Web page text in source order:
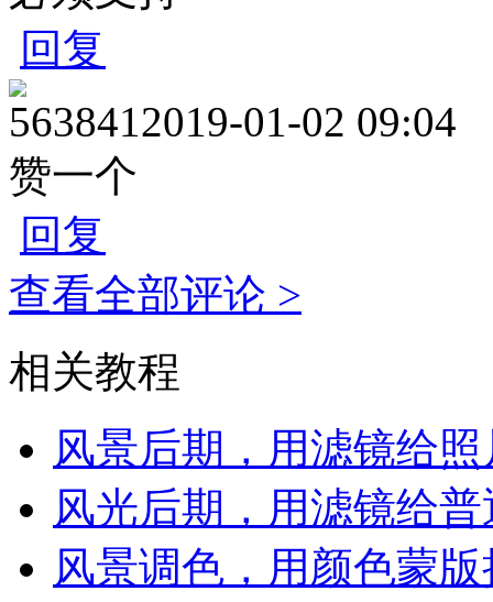
回复
5638412019-01-02 09:04
赞一个
回复
查看全部评论 >
相关教程
风景后期，用滤镜给
风光后期，用滤镜给
风景调色，用颜色蒙